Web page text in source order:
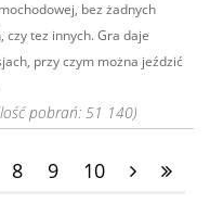
bez żadnych
czy tez innych. Gra daje
przy czym można jeździć
pobrań: 51 140)
8 9 10